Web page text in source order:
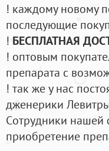
! каждому новому
последующие
! БЕСПЛАТНАЯ
! оптовым
препарата с
! так же у нас
дженерики
Cотрудники нашей
приобретение